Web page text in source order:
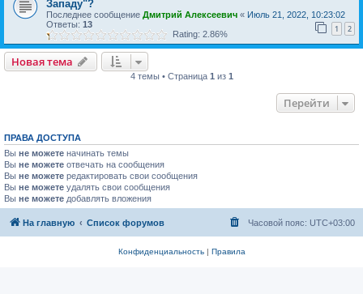
Западу"?
Последнее сообщение Дмитрий Алексеевич « Июль 21, 2022, 10:23:02
Ответы: 13 1 2
Rating: 2.86%
Новая тема
4 темы • Страница 1 из 1
Перейти
ПРАВА ДОСТУПА
Вы не можете начинать темы
Вы не можете отвечать на сообщения
Вы не можете редактировать свои сообщения
Вы не можете удалять свои сообщения
Вы не можете добавлять вложения
На главную Список форумов Часовой пояс: UTC+03:00
Конфиденциальность| Правила